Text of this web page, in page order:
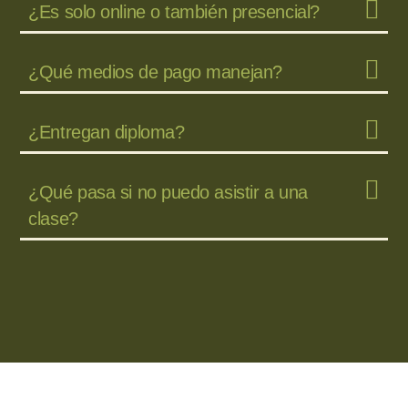
¿Es solo online o también presencial?
¿Qué medios de pago manejan?
¿Entregan diploma?
¿Qué pasa si no puedo asistir a una
clase?